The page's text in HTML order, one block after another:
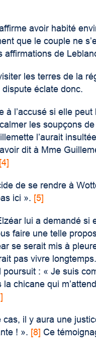
avoir habité
que le couple ne
de
les terres de la
dispute éclate donc.
l’accusé si elle
les soupçons de
l’aurait
dit à Mme
[4]
de se rendre à
ici ». [5]
lui a demandé si
faire une telle
se serait mis à
pas vivre
: « Je suis
chicane qui
cas, il y aura une
! ». [8] Ce